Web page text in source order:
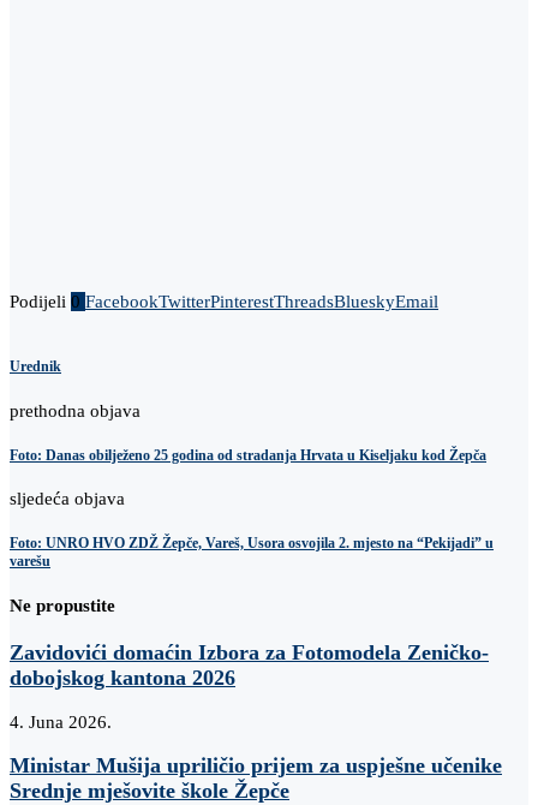
Podijeli 0 FacebookTwitterPinterestThreadsBlueskyEmail
Urednik
prethodna objava
Foto: Danas obilježeno 25 godina od stradanja Hrvata u Kiseljaku kod Žepča
sljedeća objava
Foto: UNRO HVO ZDŽ Žepče, Vareš, Usora osvojila 2. mjesto na “Pekijadi” u
varešu
Ne propustite
Zavidovići domaćin Izbora za Fotomodela Zeničko-
dobojskog kantona 2026
4. Juna 2026.
Ministar Mušija upriličio prijem za uspješne učenike
Srednje mješovite škole Žepče